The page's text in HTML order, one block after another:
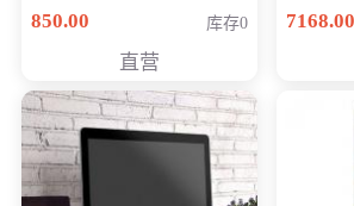
版 全网通(3G+32G)
850.00 库存0
直营
储卡
清入门
7168.00